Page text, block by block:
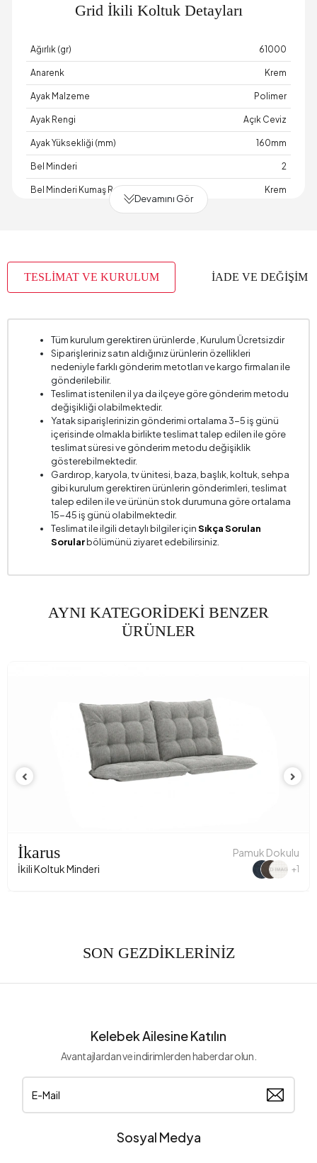
Grid İkili Koltuk Detayları
Ağırlık (gr) 61000
Anarenk Krem
Ayak Malzeme Polimer
Ayak Rengi Açık Ceviz
Ayak Yüksekliği (mm) 160mm
Bel Minderi 2
Bel Minderi Kumaş Rengi Krem
Garanti Süresi
Genişlik (mm) 1820 mm
Kartela Kumaş No
Kırlent 1 Adet
Kırlent 1 Ölçüsü 45x45 cm
Kol Genişliği (mm) 180 mm
Kol Yüksekliği (mm)
Kurulum Gerekliliği Evet
Mekanizma Bilgisi Sırt Takla
Oturma Derinliği (mm)
Oturma Genişliği (mm)
Kumaş Adı Şönil Kadife Dokulu
Devamını Gör
TESLİMAT VE KURULUM İADE VE DEĞİŞİM
Tüm kurulum gerektiren ürünlerde , Kurulum Ücretsizdir
Siparişleriniz satın aldığınız ürünlerin özellikleri
nedeniyle farklı gönderim metotları ve kargo firmaları ile
gönderilebilir.
Teslimat istenilen il ya da ilçeye göre gönderim metodu
değişikliği olabilmektedir.
Yatak siparişlerinizin gönderimi ortalama 3-5 iş günü
içerisinde olmakla birlikte teslimat talep edilen ile göre
teslimat süresi ve gönderim metodu değişiklik
gösterebilmektedir.
Gardırop, karyola, tv ünitesi, baza, başlık, koltuk, sehpa
gibi kurulum gerektiren ürünlerin gönderimleri, teslimat
talep edilen ile ve ürünün stok durumuna göre ortalama
15-45 iş günü olabilmektedir.
Teslimat ile ilgili detaylı bilgiler içinSıkça Sorulan
Sorularbölümünü ziyaret edebilirsiniz.
AYNI KATEGORİDEKİ BENZER
ÜRÜNLER
İkarus
İkili Koltuk Minderi
Pamuk Dokulu
+1
SON GEZDİKLERİNİZ
Kelebek Ailesine Katılın
Avantajlardan ve indirimlerden haberdar olun.
Sosyal Medya